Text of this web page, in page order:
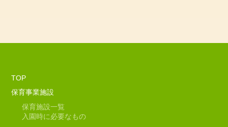
TOP
保育事業施設
保育施設一覧
入園時に必要なもの